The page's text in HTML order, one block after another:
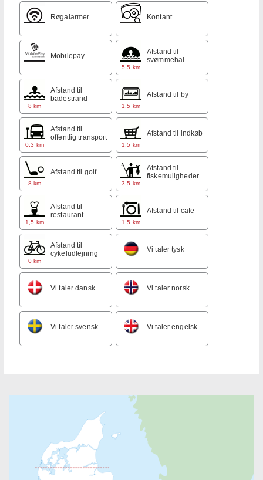
Røgalarmer Kontant
Mobilepay
5,5 km
Afstand til
svømmehal
8 km
Afstand til
badestrand
1,5 km
Afstand til by
0,3 km
Afstand til
offentlig transport
1,5 km
Afstand til indkøb
8 km
Afstand til golf
3,5 km
Afstand til
fiskemuligheder
1,5 km
Afstand til
restaurant
1,5 km
Afstand til cafe
0 km
Afstand til
cykeludlejning
Vi taler tysk
Vi taler dansk Vi taler norsk
Vi taler svensk Vi taler engelsk